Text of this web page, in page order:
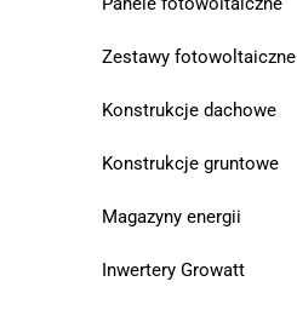
Zestawy fotowoltaiczne
Konstrukcje dachowe
Konstrukcje gruntowe
Magazyny energii
Inwertery Growatt